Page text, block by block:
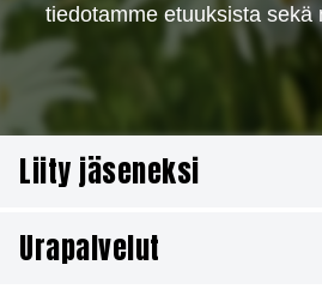
tiedotamme etuuksista sekä
Liity jäseneksi
Liity jäseneksi kaikille avoimeen
Prohon. Jäsenmaksu on
Urapalvelut